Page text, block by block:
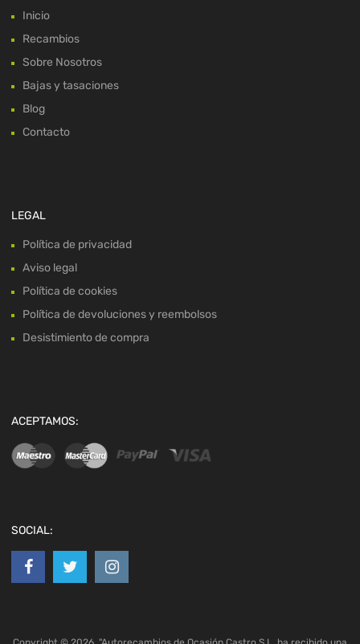
Inicio
Recambios
Sobre Nosotros
Bajas y tasaciones
Blog
Contacto
LEGAL
Política de privacidad
Aviso legal
Política de cookies
Política de devoluciones y reembolsos
Desistimiento de compra
ACEPTAMOS:
SOCIAL: